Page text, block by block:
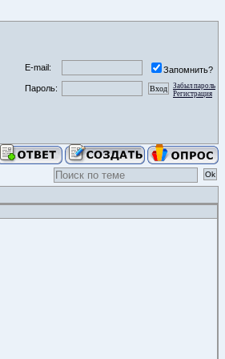
E-mail:
Запомнить?
Пароль:
Забыл пароль
Регистрация